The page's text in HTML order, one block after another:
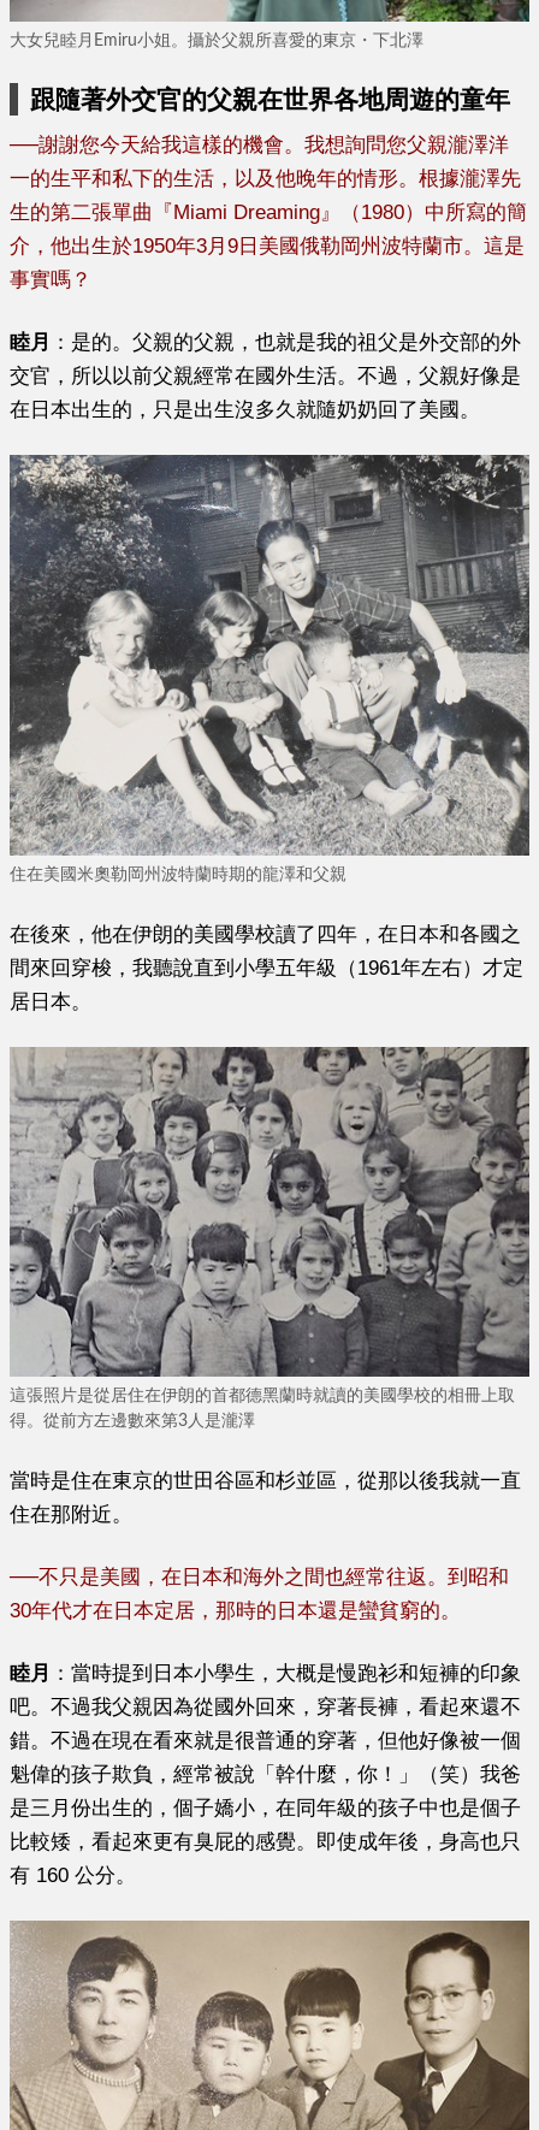
大女兒睦月Emiru小姐。攝於父親所喜愛的東京・下北澤
跟隨著外交官的父親在世界各地周遊的童年
──謝謝您今天給我這樣的機會。我想詢問您父親瀧澤洋
一的生平和私下的生活，以及他晚年的情形。根據瀧澤先
生的第二張單曲『Miami Dreaming』（1980）中所寫的簡
介，他出生於1950年3月9日美國俄勒岡州波特蘭市。這是
事實嗎？
睦月
：是的。父親的父親，也就是我的祖父是外交部的外
交官，所以以前父親經常在國外生活。不過，父親好像是
在日本出生的，只是出生沒多久就隨奶奶回了美國。
住在美國米奧勒岡州波特蘭時期的龍澤和父親
在後來，他在伊朗的美國學校讀了四年，在日本和各國之
間來回穿梭，我聽說直到小學五年級（1961年左右）才定
居日本。
這張照片是從居住在伊朗的首都德黑蘭時就讀的美國學校的相冊上取
得。從前方左邊數來第3人是瀧澤
當時是住在東京的世田谷區和杉並區，從那以後我就一直
住在那附近。
──不只是美國，在日本和海外之間也經常往返。到昭和
30年代才在日本定居，那時的日本還是蠻貧窮的。
睦月
：當時提到日本小學生，大概是慢跑衫和短褲的印象
吧。不過我父親因為從國外回來，穿著長褲，看起來還不
錯。不過在現在看來就是很普通的穿著，但他好像被一個
魁偉的孩子欺負，經常被說「幹什麼，你！」（笑）我爸
是三月份出生的，個子嬌小，在同年級的孩子中也是個子
比較矮，看起來更有臭屁的感覺。即使成年後，身高也只
有 160 公分。